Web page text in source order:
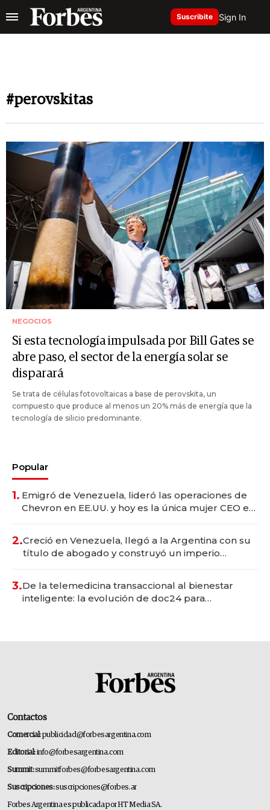
Suscribite Sign In
#perovskitas
NEGOCIOS
Si esta tecnología impulsada por Bill Gates se
abre paso, el sector de la energía solar se
disparará
Se trata de células fotovoltaicas a base de perovskita, un
compuesto que produce al menos un 20% más de energía que la
tecnología de silicio predominante.
Popular
1. Emigró de Venezuela, lideró las operaciones de
Chevron en EE.UU. y hoy es la única mujer CEO en
2.Creció en Venezuela, llegó a la Argentina con su
título de abogado y construyó un imperio
3.De la telemedicina transaccional al bienestar
inteligente: la evolución de doc24 para
Contactos
Comercial:publicidad@forbesargentina.com
Editorial:info@forbesargentina.com
Summit:summitforbes@forbesargentina.com
Suscripciones:suscripciones@forbes.ar
Forbes Argentina es publicada por HT Media SA.